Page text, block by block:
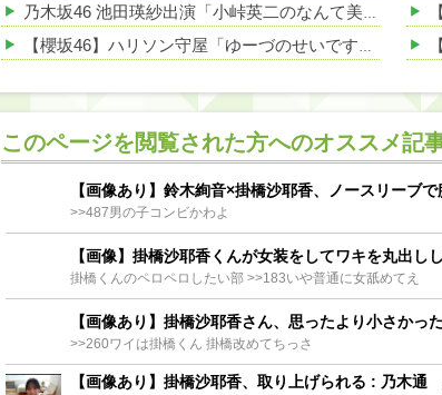
乃木坂46 池田瑛紗出演「小峠英二のなんて美だ！」テーマ：徳川家康【2025.8.5 24:00〜 TOKYO MX】
【櫻坂46】ハリソン守屋「ゆーづのせいです」【ラヴィット!】
【日向坂46】この月、何かあるのか！？『お願いバッハ！』ミーグリ日程がこちら
Powered by livedoor 相互RSS
このページを閲覧された方へのオススメ記
【画像あり】鈴木絢音×掛橋沙耶香、ノースリーブ
>>487男の子コンビかわよ
【画像】掛橋沙耶香くんが女装をしてワキを丸出し
掛橋くんのペロペロしたい部 >>183いや普通に女舐めてえ
【画像あり】掛橋沙耶香さん、思ったより小さかっ
>>260ワイは掛橋くん 掛橋改めてちっさ
【画像あり】掛橋沙耶香、取り上げられる : 乃木